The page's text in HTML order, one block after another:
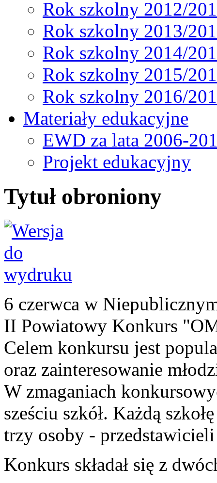
Rok szkolny 2012/
Rok szkolny 2013/
Rok szkolny 2014/
Rok szkolny 2015/
Rok szkolny 2016/
Materiały edukacyjne
EWD za lata 2006-
Projekt edukacyjny
Tytuł obroniony
6 czerwca w
II Powiatowy Konkurs
Celem konkursu jest
oraz zainteresowanie
W zmaganiach
sześciu szkół. Każdą
trzy osoby -
Konkurs składał się z